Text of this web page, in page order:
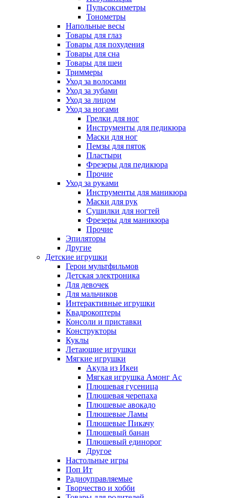
Пульсоксиметры
Тонометры
Напольные весы
Товары для глаз
Товары для похудения
Товары для сна
Товары для шеи
Триммеры
Уход за волосами
Уход за зубами
Уход за лицом
Уход за ногами
Грелки для ног
Инструменты для педикюра
Маски для ног
Пемзы для пяток
Пластыри
Фрезеры для педикюра
Прочие
Уход за руками
Инструменты для маникюра
Маски для рук
Сушилки для ногтей
Фрезеры для маникюра
Прочие
Эпиляторы
Другие
Детские игрушки
Герои мультфильмов
Детская электроника
Для девочек
Для мальчиков
Интерактивные игрушки
Квадрокоптеры
Консоли и приставки
Конструкторы
Куклы
Летающие игрушки
Мягкие игрушки
Акула из Икеи
Мягкая игрушка Амонг Ас
Плюшевая гусеница
Плюшевая черепаха
Плюшевые авокадо
Плюшевые Ламы
Плюшевые Пикачу
Плюшевый банан
Плюшевый единорог
Другое
Настольные игры
Поп Ит
Радиоуправляемые
Творчество и хобби